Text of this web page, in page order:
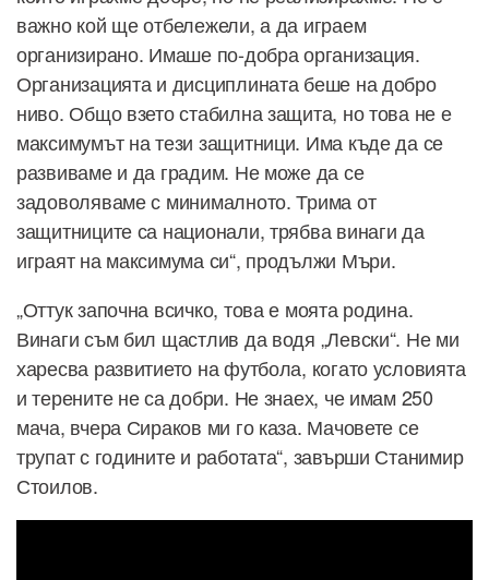
важно кой ще отбележели, а да играем
организирано. Имаше по-добра организация.
Организацията и дисциплината беше на добро
ниво. Общо взето стабилна защита, но това не е
максимумът на тези защитници. Има къде да се
развиваме и да градим. Не може да се
задоволяваме с минималното. Трима от
защитниците са национали, трябва винаги да
играят на максимума си“, продължи Мъри.
„Оттук започна всичко, това е моята родина.
Винаги съм бил щастлив да водя „Левски“. Не ми
харесва развитието на футбола, когато условията
и терените не са добри. Не знаех, че имам 250
мача, вчера Сираков ми го каза. Мачовете се
трупат с годините и работата“, завърши Станимир
Стоилов.